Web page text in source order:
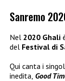
Sanremo
Nel 2020 Ghali
del Festival di
Qui canta i
inedita, Good